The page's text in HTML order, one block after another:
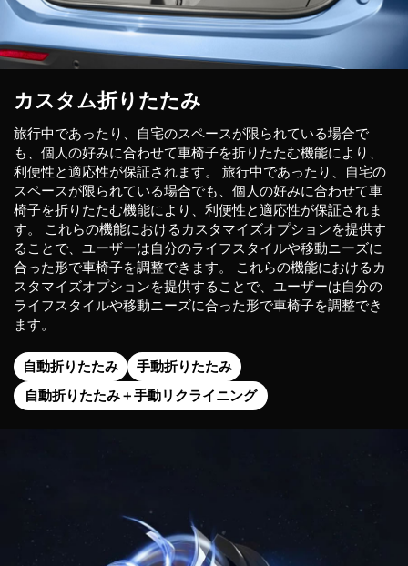
カスタム折りたたみ
旅行中であったり、自宅のスペースが限られている場合で
も、個人の好みに合わせて車椅子を折りたたむ機能により、
利便性と適応性が保証されます。 旅行中であったり、自宅の
スペースが限られている場合でも、個人の好みに合わせて車
椅子を折りたたむ機能により、利便性と適応性が保証されま
す。 これらの機能におけるカスタマイズオプションを提供す
ることで、ユーザーは自分のライフスタイルや移動ニーズに
合った形で車椅子を調整できます。 これらの機能におけるカ
スタマイズオプションを提供することで、ユーザーは自分の
ライフスタイルや移動ニーズに合った形で車椅子を調整でき
ます。
自動折りたたみ
手動折りたたみ
自動折りたたみ＋手動リクライニング